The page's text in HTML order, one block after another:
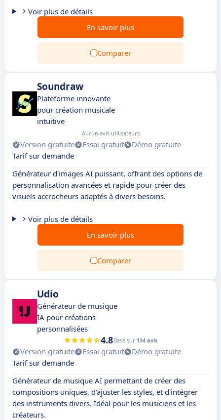
Voir plus de détails
En savoir plus
Comparer
Soundraw
Plateforme innovante
pour création musicale
intuitive
Aucun avis utilisateurs
Version gratuite Essai gratuit
Démo gratuite
Tarif sur demande
Générateur d'images AI puissant, offrant des options de
personnalisation avancées et rapide pour créer des
visuels accrocheurs adaptés à divers besoins.
Voir plus de détails
En savoir plus
Comparer
Udio
Générateur de musique
IA pour créations
personnalisées
4.8Basé sur 134 avis
Version gratuite Essai gratuit
Démo gratuite
Tarif sur demande
Générateur de musique AI permettant de créer des
compositions uniques, d'ajuster les styles, et d'intégrer
des instruments divers. Idéal pour les musiciens et les
créateurs.